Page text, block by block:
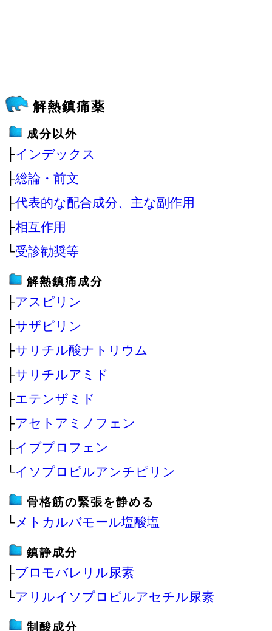
解熱鎮痛薬
成分以外
├インデックス
├総論・前文
├代表的な配合成分、主な副作用
├相互作用
└受診勧奨等
解熱鎮痛成分
├アスピリン
├サザピリン
├サリチル酸ナトリウム
├サリチルアミド
├エテンザミド
├アセトアミノフェン
├イブプロフェン
└イソプロピルアンチピリン
骨格筋の緊張を静める
└メトカルバモール塩酸塩
鎮静成分
├ブロモバレリル尿素
└アリルイソプロピルアセチル尿素
制酸成分